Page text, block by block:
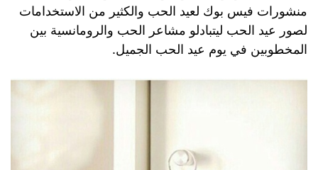
منشورات فيس بوك لعيد الحب والكثير من الاستخدامات
لصور عيد الحب ليتبادلو مشاعر الحب والرومانسية بين
المخطوبين في يوم عيد الحب الجميل.